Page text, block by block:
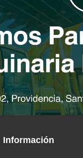
Información